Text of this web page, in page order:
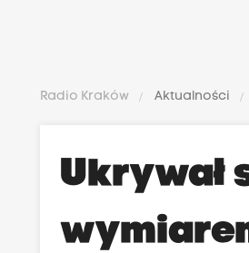
Radio Kraków Aktualności
Ukrywał